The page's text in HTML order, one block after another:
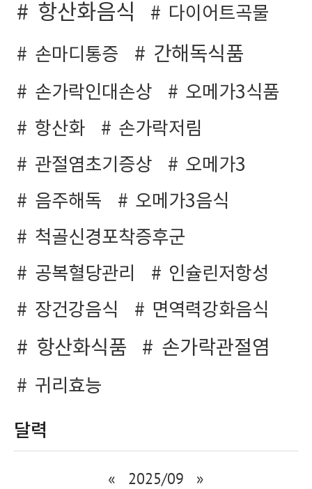
항산화음식
다이어트곡물
손마디통증
간해독식품
손가락인대손상
오메가3식품
항산화
손가락저림
관절염초기증상
오메가3
음주해독
오메가3음식
척골신경포착증후군
공복혈당관리
인슐린저항성
장건강음식
면역력강화음식
항산화식품 손가락관절염
귀리효능
달력
« 2025/09 »